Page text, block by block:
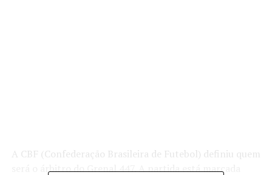
A CBF (Confederação Brasileira de Futebol) definiu quem
será o árbitro do Grenal 447. A partida está marcada